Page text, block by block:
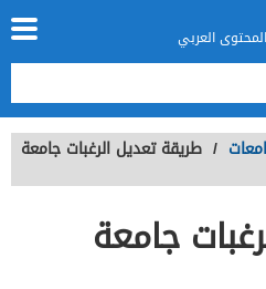
العربي
/ طريقة تعديل الرغبات جامعة
جامعة